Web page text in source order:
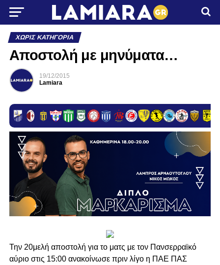
ΧΩΡΊΣ ΚΑΤΗΓΟΡΊΑ
Aποστολή με μηνύματα…
19/12/2015
Lamiara
Την 20μελή αποστολή για το ματς με τον Πανσερραϊκό
αύριο στις 15:00 ανακοίνωσε πριν λίγο η ΠΑΕ ΠΑΣ